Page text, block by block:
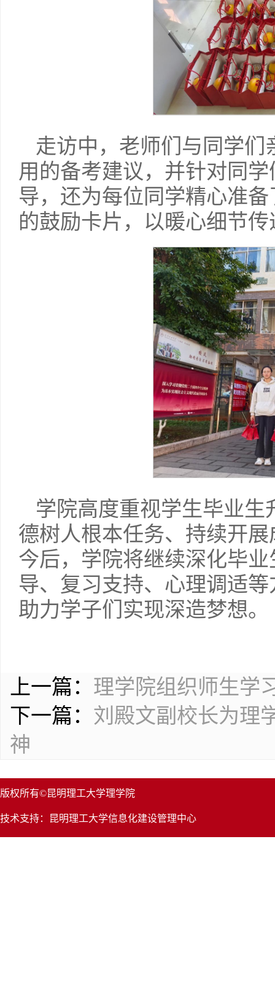
走访中，老师们与同学
用的备考建议，并针对同
导，还为每位同学精心准
的鼓励卡片，以暖心细节
学院高度重视学生毕业
德树人根本任务、持续开
今后，学院将继续深化毕
导、复习支持、心理调适
助力学子们实现深造梦想。
上一篇： 理学院组织师生学
下一篇： 刘殿文副校长为理
神
版权所有©昆明理工大学理学院
技术支持：昆明理工大学信息化建设管理中心